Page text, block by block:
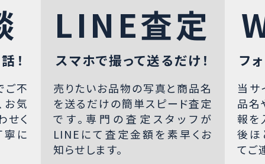
！
ご不
お気
せく
寧に
LINE査定
スマホで撮って送るだけ！
売りたいお品物の写真と商品名
を送るだけの簡単スピード査定
です。専門の査定スタッフが
LINEにて査定金額を素早くお
知らせします。
フ
当サ
品名
報を
後ほ
てご